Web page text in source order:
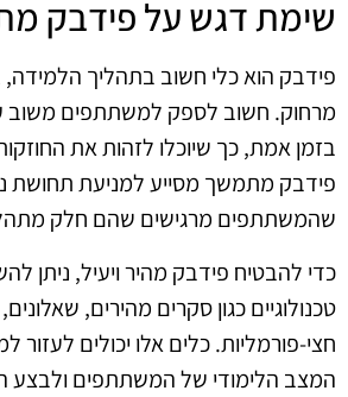
שימת דגש על פידבק
פידבק הוא כלי חשוב בתהליך
מרחוק. חשוב לספק למשתתפים משוב
בזמן אמת, כך שיוכלו לזהות את
פידבק מתמשך מסייע למניעת תחושת
שהמשתתפים מרגישים שהם חלק
כדי להבטיח פידבק מהיר ויעיל, ניתן
טכנולוגיים כגון סקרים מהירים,
חצי-פורמליות. כלים אלו יכולים לעזור
המצב הלימודי של המשתתפים ולבצע